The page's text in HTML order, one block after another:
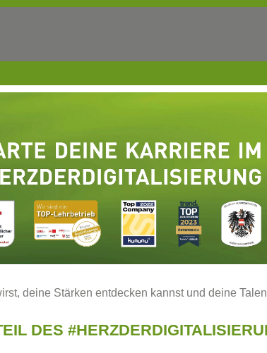
deine Stärken entdecken kannst und deine
DES